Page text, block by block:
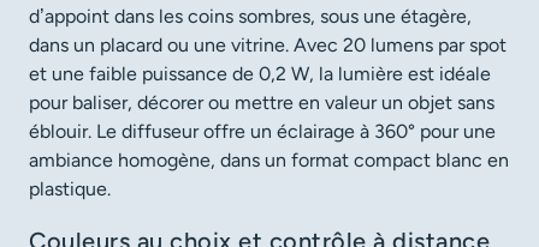
d’appoint dans les coins sombres, sous une étagère,
dans un placard ou une vitrine. Avec 20 lumens par spot
et une faible puissance de 0,2 W, la lumière est idéale
pour baliser, décorer ou mettre en valeur un objet sans
éblouir. Le diffuseur offre un éclairage à 360° pour une
ambiance homogène, dans un format compact blanc en
plastique.
Couleurs au choix et contrôle à distance